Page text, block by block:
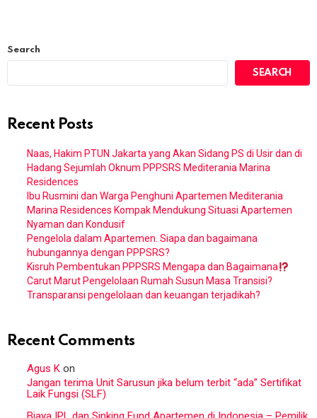
Search
SEARCH
Recent Posts
Naas, Hakim PTUN Jakarta yang Akan Sidang PS di Usir dan di
Hadang Sejumlah Oknum PPPSRS Mediterania Marina
Residences
Ibu Rusmini dan Warga Penghuni Apartemen Mediterania
Marina Residences Kompak Mendukung Situasi Apartemen
Nyaman dan Kondusif
Pengelola dalam Apartemen. Siapa dan bagaimana
hubungannya dengan PPPSRS?
Kisruh Pembentukan PPPSRS Mengapa dan Bagaimana
Carut Marut Pengelolaan Rumah Susun Masa Transisi?
Transparansi pengelolaan dan keuangan terjadikah?
Recent Comments
Agus K on
Jangan terima Unit Sarusun jika belum terbit “ada” Sertifikat
Laik Fungsi (SLF)